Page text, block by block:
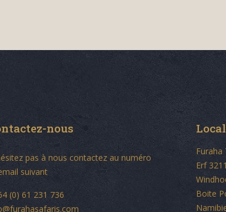
nous
pas à nous contactez au numéro
suivant
(0) 61 231 736
Furaha
Erf
Boite